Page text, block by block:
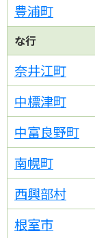
豊浦町
な行
奈井江町
中標津町
中富良野町
南幌町
西興部村
根室市